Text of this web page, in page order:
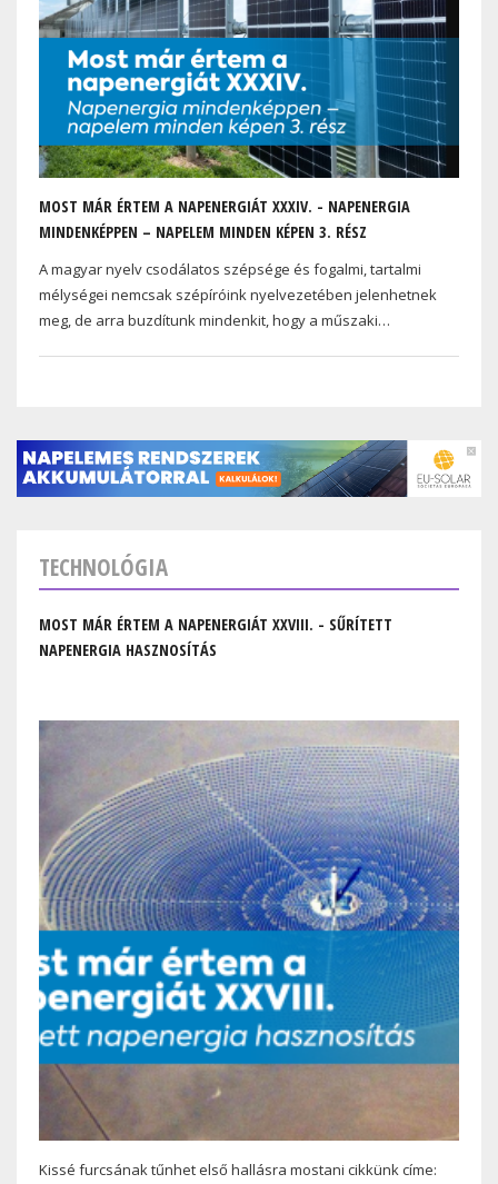
MOST MÁR ÉRTEM A NAPENERGIÁT XXXIV. - NAPENERGIA
MINDENKÉPPEN – NAPELEM MINDEN KÉPEN 3. RÉSZ
A magyar nyelv csodálatos szépsége és fogalmi, tartalmi
mélységei nemcsak szépíróink nyelvezetében jelenhetnek
meg, de arra buzdítunk mindenkit, hogy a műszaki…
TECHNOLÓGIA
MOST MÁR ÉRTEM A NAPENERGIÁT XXVIII. - SŰRÍTETT
NAPENERGIA HASZNOSÍTÁS
Kissé furcsának tűnhet első hallásra mostani cikkünk címe: